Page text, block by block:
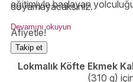
doyamayacaksınız.
Afiyetle!
eğitimiyle başlayan
tarifler hazırlamak benim için
tutku. 🍔🍳🥑
Devamını okuyun
Takip et
Lokmalık Köfte Ekmek
(310 g)